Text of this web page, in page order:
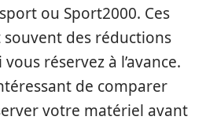
ou Sport2000. Ces
des réductions
réservez à l’avance.
de comparer
votre matériel avant